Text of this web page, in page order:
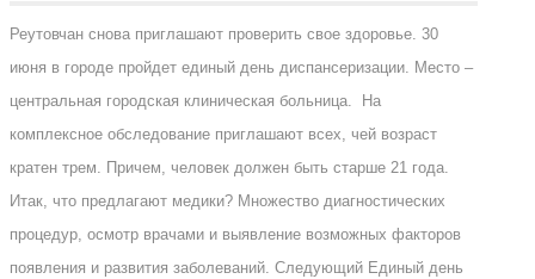
Реутовчан снова приглашают проверить свое здоровье. 30
июня в городе пройдет единый день диспансеризации. Место –
центральная городская клиническая больница. На
комплексное обследование приглашают всех, чей возраст
кратен трем. Причем, человек должен быть старше 21 года.
Итак, что предлагают медики? Множество диагностических
процедур, осмотр врачами и выявление возможных факторов
появления и развития заболеваний. Следующий Единый день